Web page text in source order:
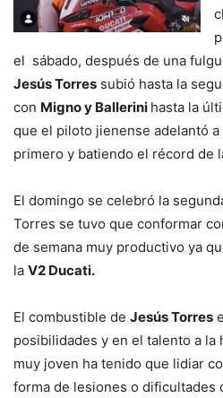
el sábado, después de una
JesúsTorres subió hasta la
con Migno y Ballerini hasta la
que el piloto jienense adelantó
primero y batiendo el récord de
El domingo se celebró la
Torres se tuvo que conformar
de semana muy productivo ya
la V2 Ducati.
El combustible de Jesús Torres
posibilidades y en el talento a la
muy joven ha tenido que lidiar
forma de lesiones o dificultades